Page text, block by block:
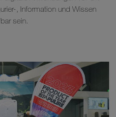
, Information und Wissen
sein.